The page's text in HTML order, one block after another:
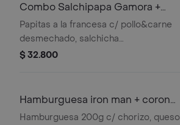
Combo Salchipapa Gamora +
Corona 350 ml
Papitas a la francesa c/ pollo&carne
desmechado, salchicha
americana&queso gratinado +
$ 32.800
Hamburguesa iron man + corona
350 ml
Hamburguesa 200g c/ chorizo, queso